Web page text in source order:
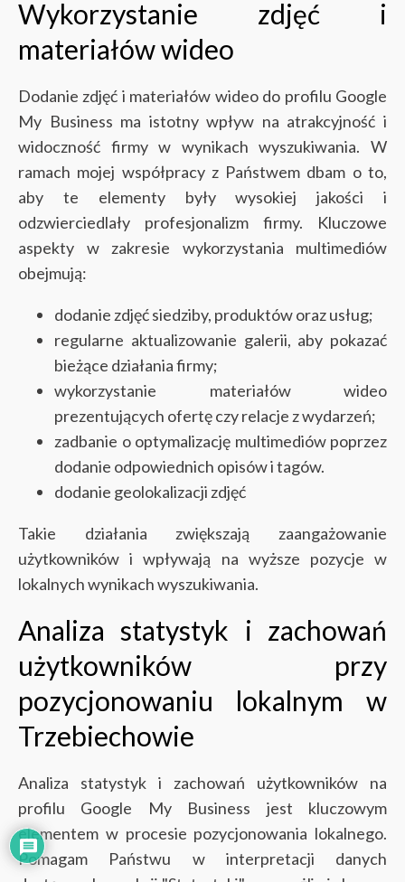
Wykorzystanie zdjęć i
materiałów wideo
Dodanie zdjęć i materiałów wideo do profilu Google
My Business ma istotny wpływ na atrakcyjność i
widoczność firmy w wynikach wyszukiwania. W
ramach mojej współpracy z Państwem dbam o to,
aby te elementy były wysokiej jakości i
odzwierciedlały profesjonalizm firmy. Kluczowe
aspekty w zakresie wykorzystania multimediów
obejmują:
dodanie zdjęć siedziby, produktów oraz usług;
regularne aktualizowanie galerii, aby pokazać
bieżące działania firmy;
wykorzystanie materiałów wideo
prezentujących ofertę czy relacje z wydarzeń;
zadbanie o optymalizację multimediów poprzez
dodanie odpowiednich opisów i tagów.
dodanie geolokalizacji zdjęć
Takie działania zwiększają zaangażowanie
użytkowników i wpływają na wyższe pozycje w
lokalnych wynikach wyszukiwania.
Analiza statystyk i zachowań
użytkowników przy
pozycjonowaniu lokalnym w
Trzebiechowie
Analiza statystyk i zachowań użytkowników na
profilu Google My Business jest kluczowym
elementem w procesie pozycjonowania lokalnego.
Pomagam Państwu w interpretacji danych